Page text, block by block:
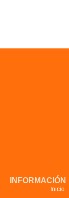
INFORMACIÓN
Inicio